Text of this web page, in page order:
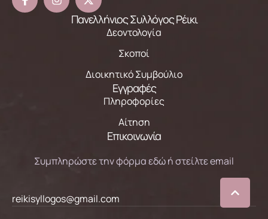
Πανελλήνιος Συλλόγος Ρέικι
Δεοντολογία
Σκοποί
Διοικητικό Συμβούλιο
Εγγραφές
Πληροφορίες
Αίτηση
Επικοινωνία
Συμπληρώστε την φόρμα εδώ ή στείλτε email
reikisyllogos@gmail.com